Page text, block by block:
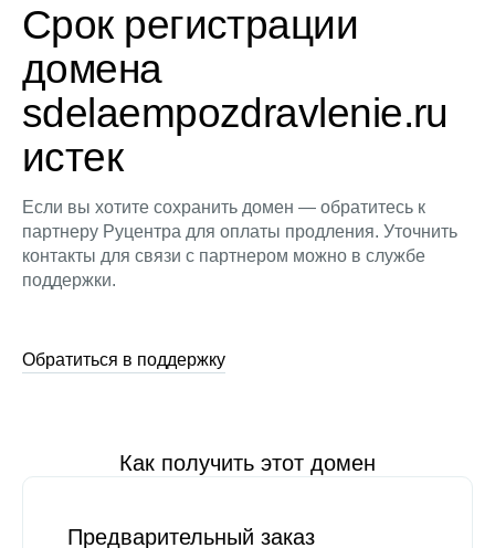
Срок регистрации
домена
sdelaempozdravlenie.ru
истек
Если вы хотите сохранить домен — обратитесь к
партнеру Руцентра для оплаты продления. Уточнить
контакты для связи с партнером можно в службе
поддержки.
Обратиться в поддержку
Как получить этот домен
Предварительный заказ